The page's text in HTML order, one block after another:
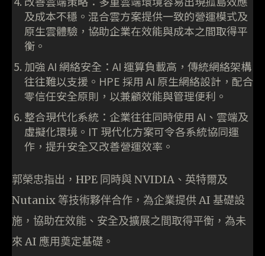
及成本不穩。混合雲方案提供一致的營運模式及
原生雲體驗，協助企業在效能與成本之間取得平
衡。
加強 AI 網絡安全：AI 運算負載高，傳統網絡架構
往往難以支援。HPE 採用 AI 原生網絡設計，配合
零信任安全原則，以兼顧效能與管理便利。
整合現代化系統：企業往往同時使用 AI、雲端及
虛擬化環境。IT 現代化方案可令各系統協同運
作，提升安全又改善營運效率。
郭榮忠指出，HPE 同時與 NVIDIA、英特爾及
Nutanix 等技術夥伴合作，為企業提供 AI 基礎設
施，協助在效能、安全及擴展之間取得平衡，為未
來 AI 應用奠定基礎。